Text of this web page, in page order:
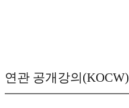
연관 공개강의(KOCW)